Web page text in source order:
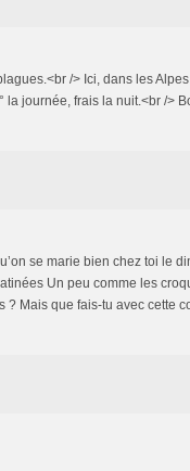
/> Ici, dans les
la journée, frais la nuit.<br />
se marie bien chez toi le
Un peu comme les
Mais que fais-tu avec cette